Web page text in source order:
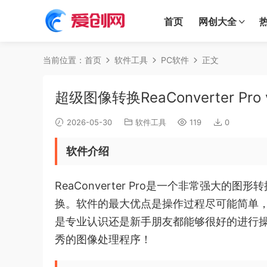
首页 网创大全
当前位置： 首页 软件工具 PC软件 正文
超级图像转换ReaConverter
2026-05-30 软件工具 119 0
软件介绍
ReaConverter Pro是一个非常强大的图形
换。软件的最大优点是操作过程尽可能简单
是专业认识还是新手朋友都能够很好的进行
秀的图像处理程序！